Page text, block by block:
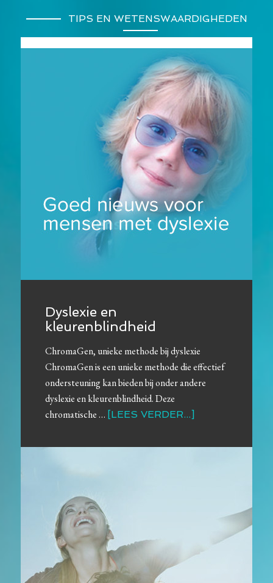
TIPS EN WETENSWAARDIGHEDEN
Dyslexie en
kleurenblindheid
ChromaGen, unieke methode bij dyslexie
ChromaGen is een unieke methode die effectief
ondersteuning kan bieden bij onder andere
dyslexie en kleurenblindheid. Deze
chromatische … [LEES VERDER...]